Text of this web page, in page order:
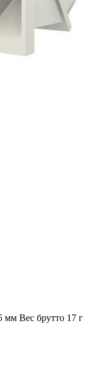
мм Вес брутто 17 г